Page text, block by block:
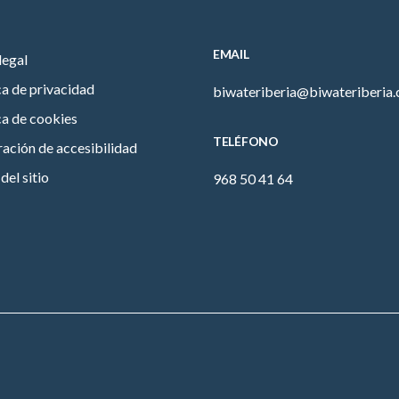
de privacidad
de cookies
de accesibilidad
sitio
EMAIL
TELÉFONO
968 50 41 64